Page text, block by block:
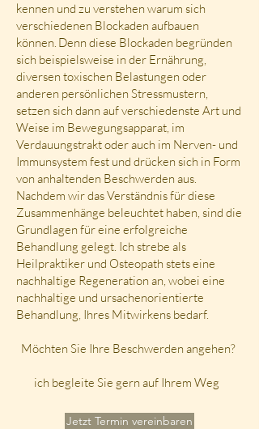
kennen und zu verstehen warum sich
verschiedenen Blockaden aufbauen
können. Denn diese Blockaden begründen
sich beispielsweise in der Ernährung,
diversen toxischen Belastungen oder
anderen persönlichen Stressmustern,
setzen sich dann auf verschiedenste Art und
Weise im Bewegungsapparat, im
Verdauungstrakt oder auch im Nerven- und
Immunsystem fest und drücken sich in Form
von anhaltenden Beschwerden aus.
Nachdem wir das Verständnis für diese
Zusammenhänge beleuchtet haben, sind die
Grundlagen für eine erfolgreiche
Behandlung gelegt. Ich strebe als
Heilpraktiker und Osteopath stets eine
nachhaltige Regeneration an, wobei eine
nachhaltige und ursachenorientierte
Behandlung, Ihres Mitwirkens bedarf.
Möchten Sie Ihre Beschwerden angehen?
ich begleite Sie gern auf Ihrem Weg
Jetzt Termin vereinbaren